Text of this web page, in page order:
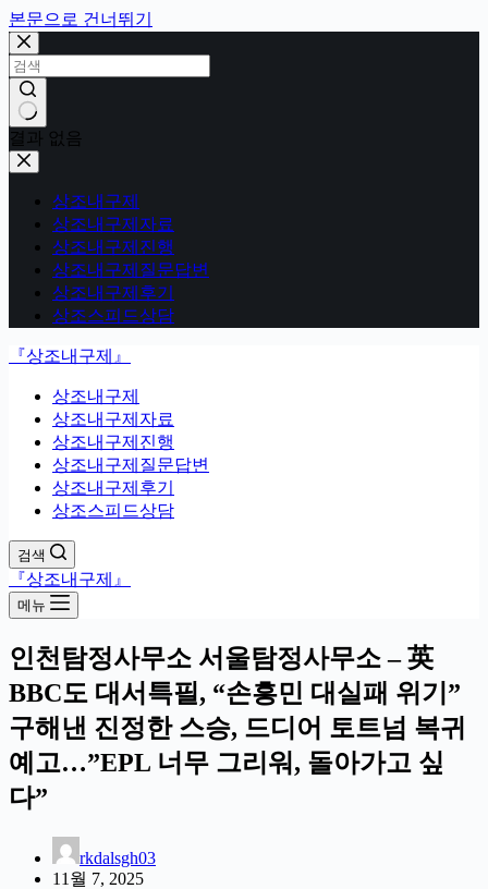
본문으로 건너뛰기
결과 없음
상조내구제
상조내구제자료
상조내구제진행
상조내구제질문답변
상조내구제후기
상조스피드상담
『상조내구제』
상조내구제
상조내구제자료
상조내구제진행
상조내구제질문답변
상조내구제후기
상조스피드상담
검색
『상조내구제』
메뉴
인천탐정사무소 서울탐정사무소 – 英
BBC도 대서특필, “손흥민 대실패 위기”
구해낸 진정한 스승, 드디어 토트넘 복귀
예고…”EPL 너무 그리워, 돌아가고 싶
다”
rkdalsgh03
11월 7, 2025